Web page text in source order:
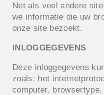
Net als veel andere
we informatie die uw
onze site bezoekt.
INLOGGEGEVENS
Deze inloggegevens
zoals: het
computer,